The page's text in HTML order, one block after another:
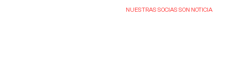
NUESTRAS SOCIAS SON NOTICIA